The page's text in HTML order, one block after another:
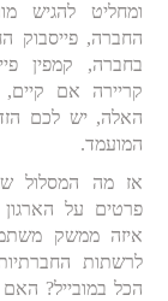
ומחליט להגיש
החברה, פייסבוק
בחברה, קמפין
האלה, יש לכם
המועמד.
אז מה המסלול
פרטים על
איזה ממשק
לרשתות
הכל במובייל?